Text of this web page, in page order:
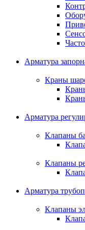
Арматура
Краны
Арматура
Клапаны
Клапаны
Арматура
Клапаны